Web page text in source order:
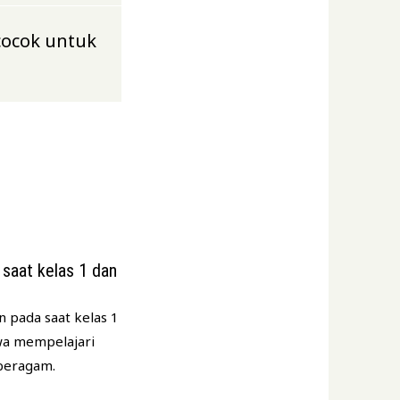
untuk
kelas 1 dan
pada saat kelas 1
mempelajari